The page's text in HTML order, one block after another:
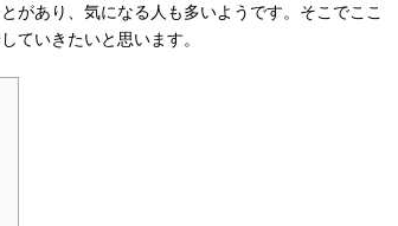
があり、気になる人も多いようです。そこでここ
ていきたいと思います。